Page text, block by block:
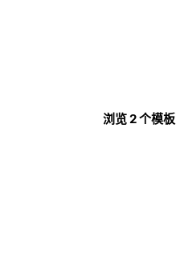
浏览 2 个模板